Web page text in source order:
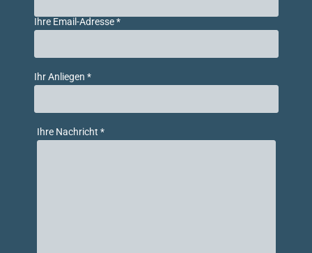
Ihre Email-Adresse *
Ihr Anliegen *
Ihre Nachricht *